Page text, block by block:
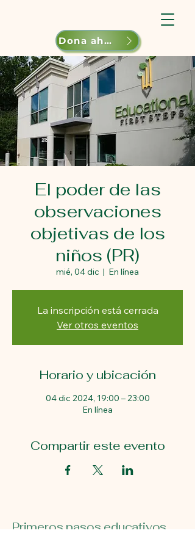
Dona ahora
El poder de las
observaciones
objetivas de los
niños (PR)
mié, 04 dic
  |
En línea
La inscripción está cerrada
Ver otros eventos
Horario y ubicación
04 dic 2024, 19:00 – 23:00
En línea
Compartir este evento
Primeros pasos educativos